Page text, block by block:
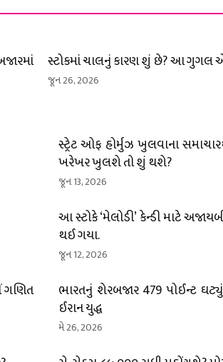
સ્ટોકમાં ચાલનું કારણ શું છે? આ ગુગલ
જૂન 26, 2026
સ્ટ્રેટ ઓફ હોર્મુઝ ખુલવાના
ખરેખર ખુલશે તો શું થશે?
જૂન 13, 2026
આ સ્ટોકે ‘મેલોડી’ કેન્ડી માટે
થઈ ગયા.
જૂન 12, 2026
ગણિત
ભારતનું શેરબજાર 479 પોઈન્ટ
ઈરાન યુદ્ધ
મે 26, 2026